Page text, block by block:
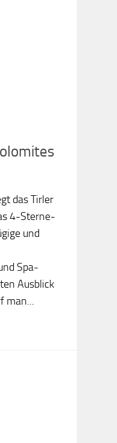
das Tirler
4-Sterne-
und
Spa-
Ausblick
man...